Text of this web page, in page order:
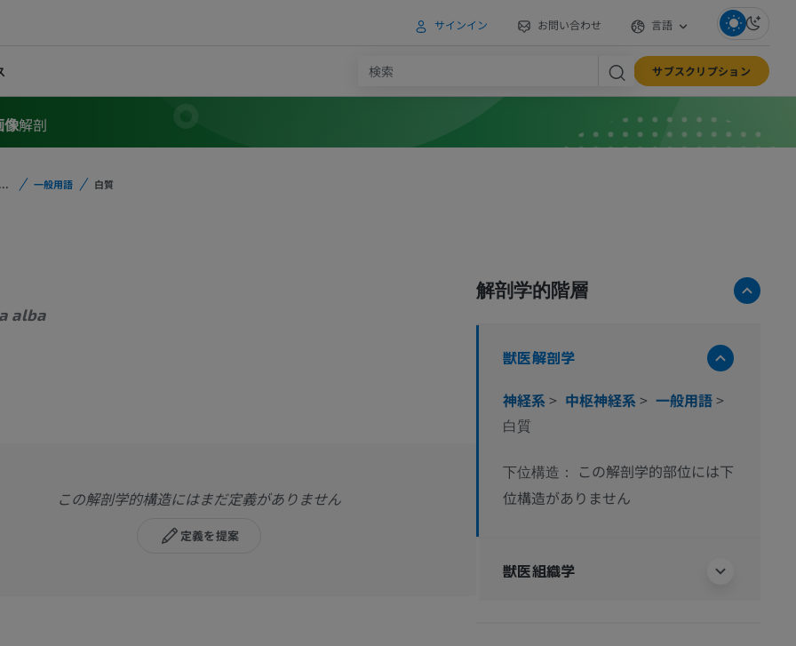
サインイン お問い合わせ 言語
サブスクリプション
像解剖
... 一般用語 白質
alba
この解剖学的構造にはまだ定義がありません
定義を提案
解剖学的階層
獣医解剖学
神経系> 中枢神経系> 一般用語>
白質
下位構造：
この解剖学的部位には下
位構造がありません
獣医組織学